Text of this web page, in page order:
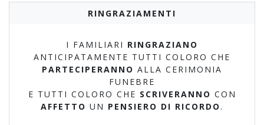
RINGRAZIAMENTI
I FAMILIARI RINGRAZIANO
ANTICIPATAMENTE TUTTI COLORO CHE
PARTECIPERANNO ALLA CERIMONIA
FUNEBRE
E TUTTI COLORO CHE SCRIVERANNO CON
AFFETTO UN PENSIERO DI RICORDO .